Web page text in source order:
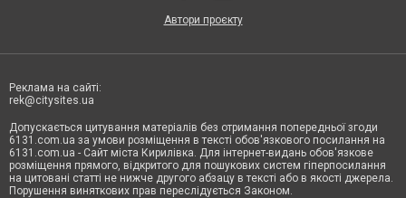
Автори проєкту
Реклама на сайті:
rek@citysites.ua
Допускається цитування матеріалів без отримання попередньої згоди
6131.com.ua за умови розміщення в тексті обов'язкового посилання на
6131.com.ua - Сайт міста Кирилівка. Для інтернет-видань обов'язкове
розміщення прямого, відкритого для пошукових систем гіперпосилання
на цитовані статті не нижче другого абзацу в тексті або в якості джерела.
Порушення виняткових прав переслідується Законом.